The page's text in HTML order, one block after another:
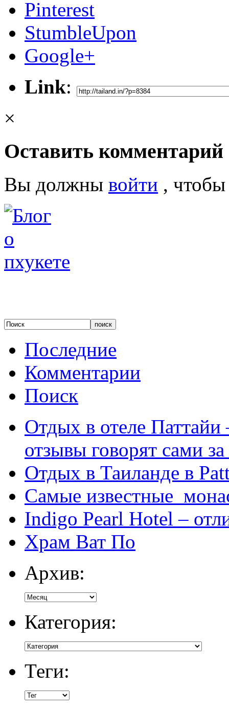
Pinterest
StumbleUpon
Google+
Link:
×
Оставить комментарий
Вы должны войти ,
Последние
Комментарии
Поиск
Отдых в отеле
отзывы говорят сами за
Отдых в Таиланде в
Самые известные
Indigo Pearl Hotel –
Храм Ват По
Архив:
Категория:
Теги: